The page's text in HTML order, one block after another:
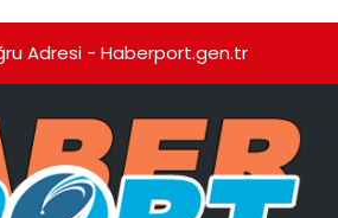
Adresi - Haberport.gen.tr